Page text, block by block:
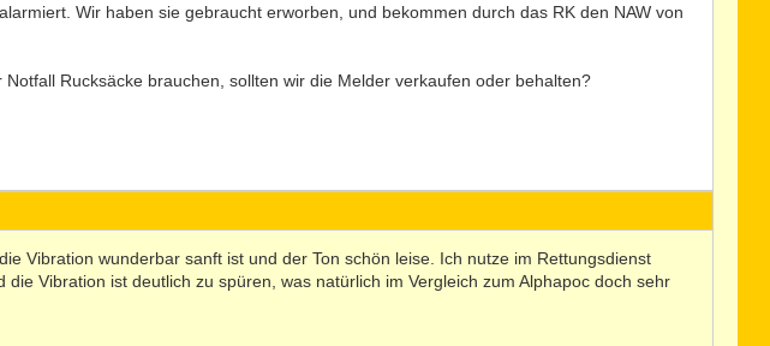
Wir haben sie gebraucht erworben, und bekommen durch das RK den NAW von
Rucksäcke brauchen, sollten wir die Melder verkaufen oder behalten?
Vibration wunderbar sanft ist und der Ton schön leise. Ich nutze im Rettungsdienst
Vibration ist deutlich zu spüren, was natürlich im Vergleich zum Alphapoc doch sehr